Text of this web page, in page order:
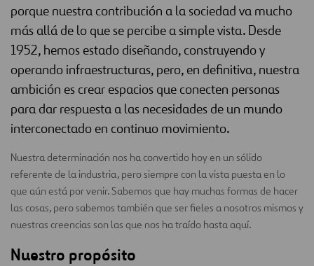
porque nuestra contribución a la sociedad va mucho
más allá de lo que se percibe a simple vista. Desde
1952, hemos estado diseñando, construyendo y
operando infraestructuras, pero, en definitiva, nuestra
ambición es crear espacios que conecten personas
para dar respuesta a las necesidades de un mundo
interconectado en continuo movimiento.
Nuestra determinación nos ha convertido hoy en un sólido
referente de la industria, pero siempre con la vista puesta en lo
que aún está por venir. Sabemos que hay muchas formas de hacer
las cosas, pero sabemos también que ser fieles a nosotros mismos y
nuestras creencias son las que nos ha traído hasta aquí.
Nuestro propósito